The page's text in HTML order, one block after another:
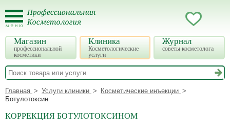
Магазин
профессиональной
косметики
Клиника
Косметологические
услуги
Журнал
советы косметолога
Главная Услуги клиники
Косметические инъекции
Ботулотоксин
КОРРЕКЦИЯ БОТУЛОТОКСИНОМ